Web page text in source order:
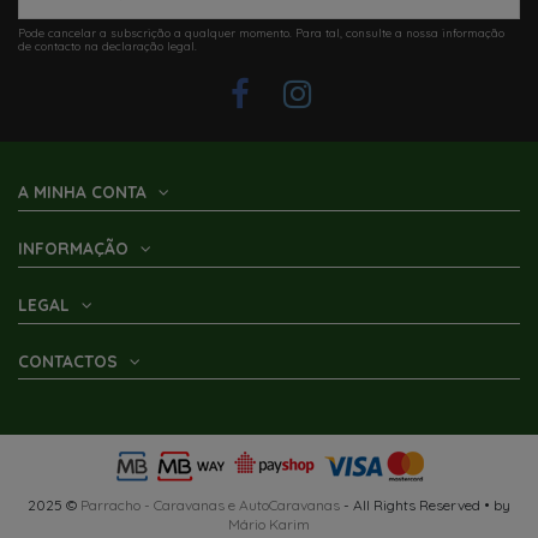
114,51 €
Pode cancelar a subscrição a qualquer momento. Para tal, consulte a nossa informação
de contacto na declaração legal.
A MINHA CONTA
INFORMAÇÃO
LEGAL
CONTACTOS
2025 © Parracho - Caravanas e AutoCaravanas - All Rights Reserved • by
Mário Karim